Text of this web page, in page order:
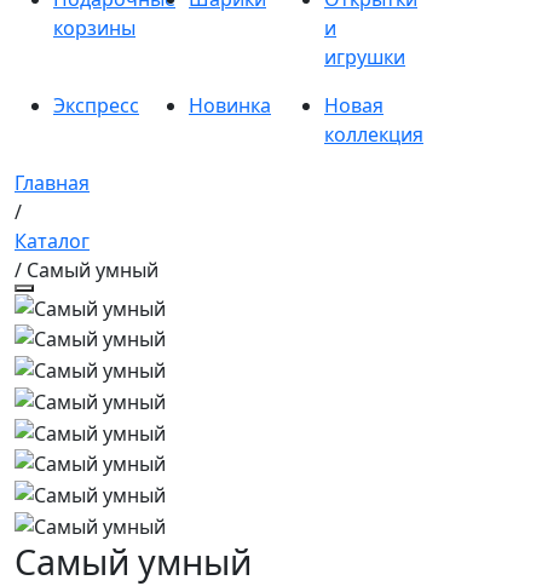
корзины
и
игрушки
Экспресс
Новинка
Новая
коллекция
Главная
/
Каталог
/ Самый умный
Самый умный